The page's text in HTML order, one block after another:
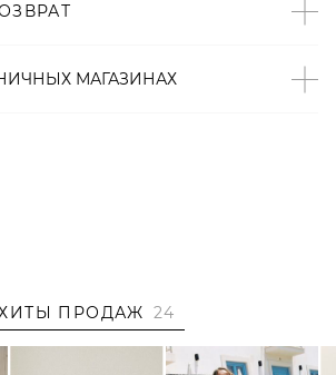
природного происхождения
МАГАЗИНАХ
ПРОДАЖ 24